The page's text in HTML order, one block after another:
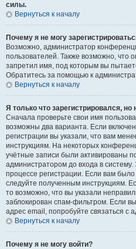
силы.
Вернуться к началу
Почему я не могу
Возможно, администратор
пользователей. Также возможно, что
запретил имя, под которым вы
Обратитесь за помощью к
Вернуться к началу
Я только что зарегистрировался, но
Сначала проверьте свои имя
возможны два варианта. Если
регистрации вы указали, что вам
инструкциям. На некоторых
учётные записи были активированы
администратором до входа в
процессе регистрации. Если вам
следуйте полученным инструкциям.
то возможно, что вы указали
заблокирован спам-фильтром. Если
адрес email, попробуйте связаться с
Вернуться к началу
Почему я не могу войти?